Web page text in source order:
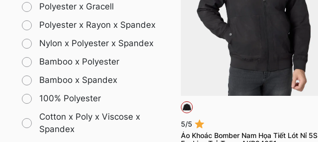
Polyester x Gracell
Polyester x Rayon x Spandex
Nylon x Polyester x Spandex
Bamboo x Polyester
Bamboo x Spandex
100% Polyester
Cotton x Poly x Viscose x
Spandex
5/5
Áo Khoác Bomber Nam Họa Tiết Lót Nỉ 5S